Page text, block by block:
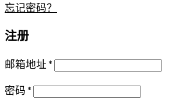
忘记密码？
注册
邮箱地址 *
密码 *